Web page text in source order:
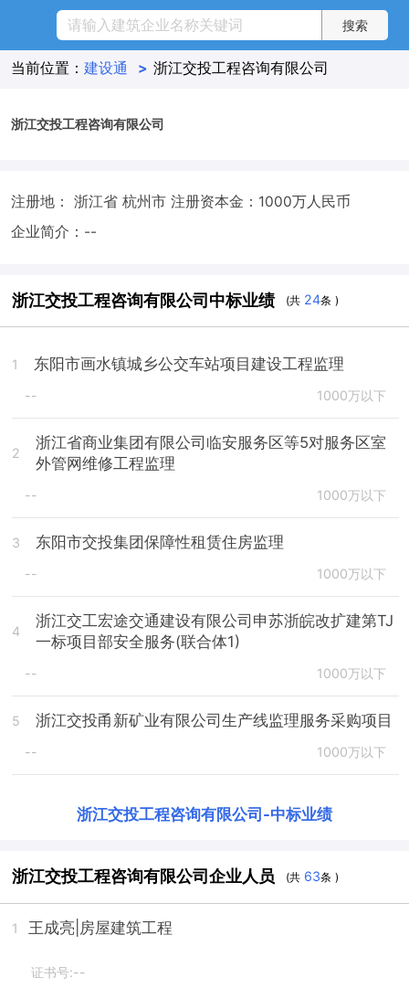
当前位置： 建设通 > 浙江交投工程咨询有限公司
浙江交投工程咨询有限公司
注册地： 浙江省 杭州市 注册资本金：1000万人民币
企业简介：--
浙江交投工程咨询有限公司中标业绩 (共 24条 )
1 东阳市画水镇城乡公交车站项目建设工程监理
-- 1000万以下
2
浙江省商业集团有限公司临安服务区等5对服务区室
外管网维修工程监理
-- 1000万以下
3 东阳市交投集团保障性租赁住房监理
-- 1000万以下
4
浙江交工宏途交通建设有限公司申苏浙皖改扩建第TJ
一标项目部安全服务(联合体1)
-- 1000万以下
5 浙江交投甬新矿业有限公司生产线监理服务采购项目
-- 1000万以下
浙江交投工程咨询有限公司 -中标业绩
浙江交投工程咨询有限公司企业人员 (共 63条 )
1 王成亮 |房屋建筑工程
证书号:--